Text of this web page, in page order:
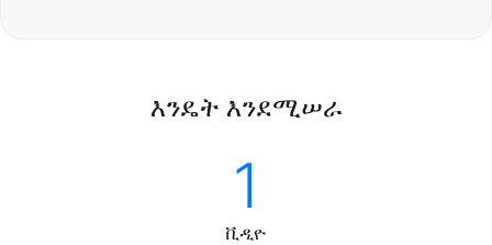
እንዴት እንደሚሠራ
1
ቪዲዮ